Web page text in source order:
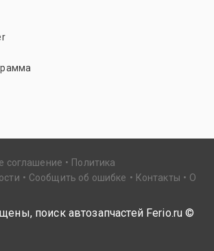
соглашение
Политика
Сообщить об ошибке Контакты
О
поиск автозапчастей Ferio.ru ©